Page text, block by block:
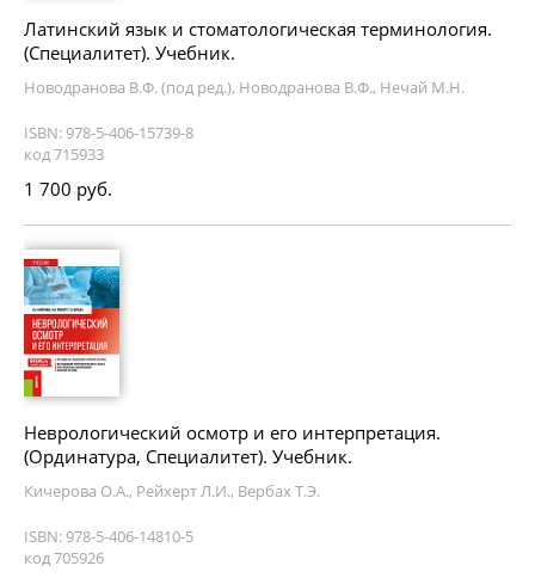
Латинский язык и стоматологическая терминология.
(Специалитет). Учебник.
Новодранова В.Ф. (под ред.), Новодранова В.Ф., Нечай М.Н.
ISBN: 978-5-406-15739-8
код 715933
1 700 руб.
Неврологический осмотр и его интерпретация.
(Ординатура, Специалитет). Учебник.
Кичерова О.А., Рейхерт Л.И., Вербах Т.Э.
ISBN: 978-5-406-14810-5
код 705926